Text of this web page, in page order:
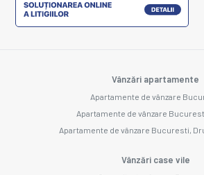
Vânzări apartamente
Apartamente de vânzare
Apartamente de vânzare
Apartamente de vânzare Bucuresti,
Vânzări case vile